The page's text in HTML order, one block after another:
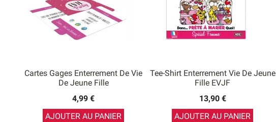
Cartes Gages Enterrement De Vie
De Jeune Fille
4,99 €
AJOUTER AU PANIER
Tee-Shirt Enterrement Vie De Jeune
Fille EVJF
13,90 €
AJOUTER AU PANIER